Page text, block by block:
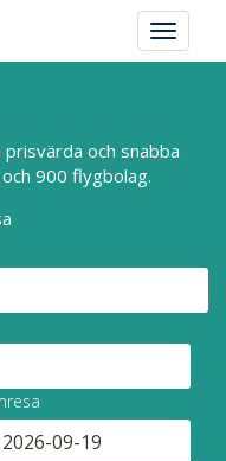
Toggle
och snabba
900 flygbolag.